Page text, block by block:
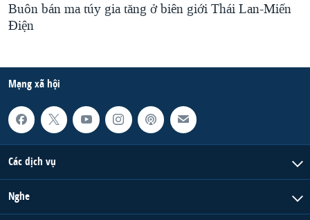
Buôn bán ma túy gia tăng ở biên giới Thái Lan-Miến
Điện
Mạng xã hội
Các dịch vụ
Nghe